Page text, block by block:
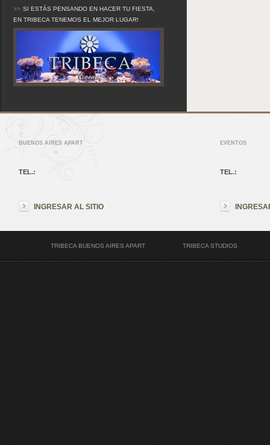
>> SI ESTÁS PENSANDO EN HACER TU FIESTA,
EN TRIBECA TENEMOS EL MEJOR LUGAR!
BUENOS AIRES APART
TEL.:
INGRESAR AL SITIO
EVENTOS
TEL.:
TRIBECA BUENOS AIRES APART TRIBECA STUDIOS